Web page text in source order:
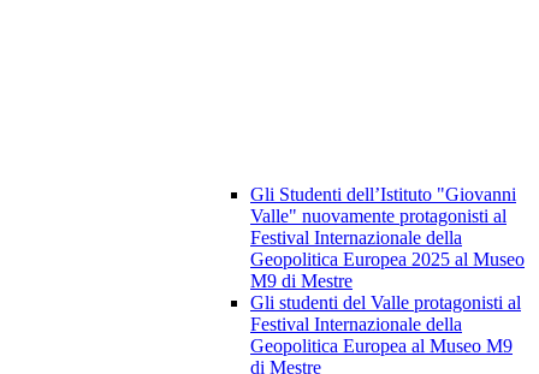
Gli Studenti dell’Istituto "Giovanni
Valle" nuovamente protagonisti al
Festival Internazionale della
Geopolitica Europea 2025 al Museo
M9 di Mestre
Gli studenti del Valle protagonisti al
Festival Internazionale della
Geopolitica Europea al Museo M9
di Mestre